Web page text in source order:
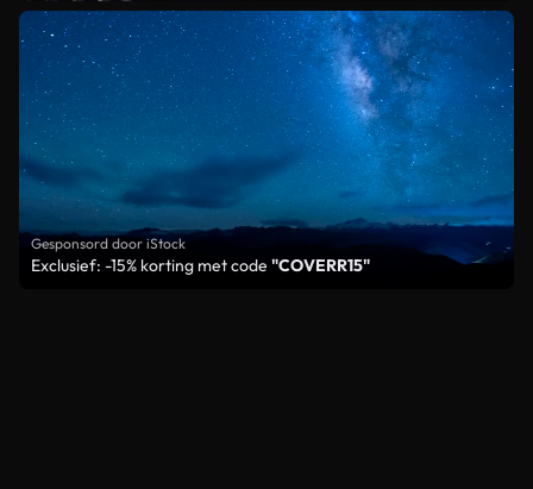
Gesponsord door iStock
Exclusief: -15% korting met code "COVERR15"